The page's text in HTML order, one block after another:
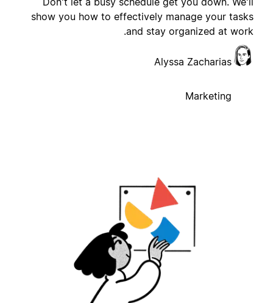
show you how to effectively manage your
and stay organized at
Alyssa Zacharias
Marketing